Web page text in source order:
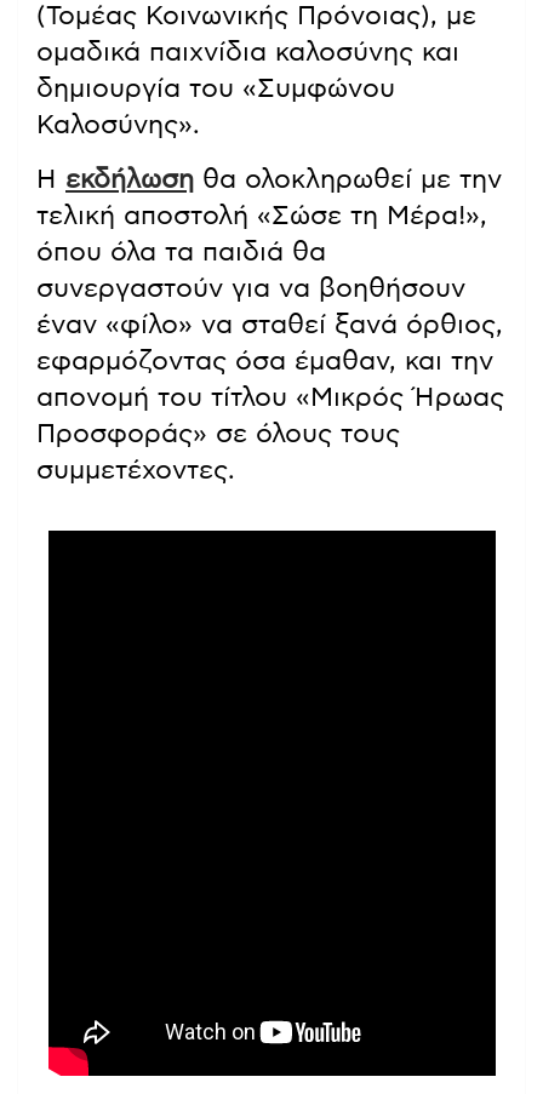
(Τομέας Κοινωνικής Πρόνοιας), με
ομαδικά παιχνίδια καλοσύνης και
δημιουργία του «Συμφώνου
Καλοσύνης».
Η εκδήλωση θα ολοκληρωθεί με την
τελική αποστολή «Σώσε τη Μέρα!»,
όπου όλα τα παιδιά θα
συνεργαστούν για να βοηθήσουν
έναν «φίλο» να σταθεί ξανά όρθιος,
εφαρμόζοντας όσα έμαθαν, και την
απονομή του τίτλου «Μικρός Ήρωας
Προσφοράς» σε όλους τους
συμμετέχοντες.